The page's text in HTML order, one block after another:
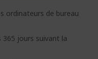
ordinateurs de bureau
365 jours suivant la